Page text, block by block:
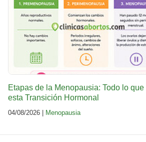
Etapas de la Menopausia: Todo lo
esta Transición Hormonal
04/08/2026 | Menopausia